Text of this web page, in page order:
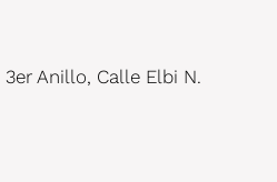
Anillo, Calle Elbi N.